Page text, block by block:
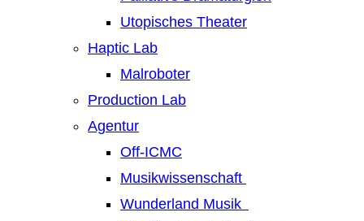
Utopisches Theater
Haptic Lab
Malroboter
Production Lab
Agentur
Off-ICMC
Musikwissenschaft
Wunderland Musik